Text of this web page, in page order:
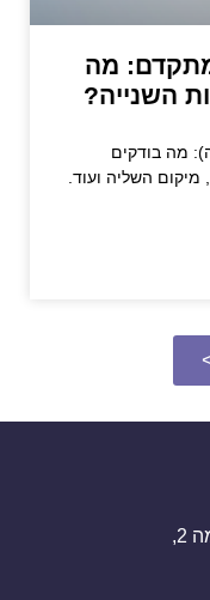
מה
השנייה?
מה בודקים
השליה ועוד.